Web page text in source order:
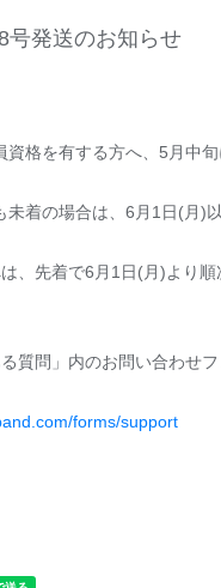
号発送のお知らせ
資格を有する方へ、5月中
未着の場合は、6月1日(月)
、先着で6月1日(月)より順
質問」内のお問い合わせ
forms/support